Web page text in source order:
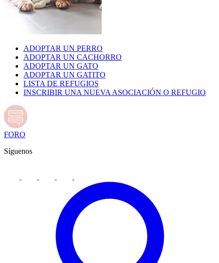
ADOPTAR UN PERRO
ADOPTAR UN CACHORRO
ADOPTAR UN GATO
ADOPTAR UN GATITO
LISTA DE REFUGIOS
INSCRIBIR UNA NUEVA ASOCIACIÓN O REFUGIO
FORO
Síguenos